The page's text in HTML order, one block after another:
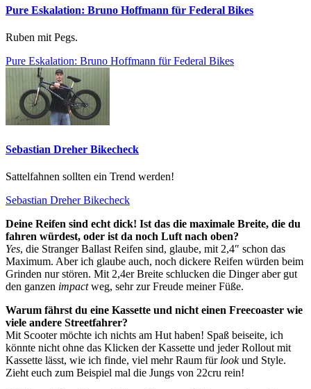
Pure Eskalation: Bruno Hoffmann für Federal Bikes
Ruben mit Pegs.
Pure Eskalation: Bruno Hoffmann für Federal Bikes
Sebastian Dreher Bikecheck
Sattelfahnen sollten ein Trend werden!
Sebastian Dreher Bikecheck
Deine Reifen sind echt dick! Ist das die maximale Breite, die du
fahren würdest, oder ist da noch Luft nach oben?
Yes, die Stranger Ballast Reifen sind, glaube, mit 2,4″ schon das
Maximum. Aber ich glaube auch, noch dickere Reifen würden beim
Grinden nur stören. Mit 2,4er Breite schlucken die Dinger aber gut
den ganzen impactweg, sehr zur Freude meiner Füße.
Warum fährst du eine Kassette und nicht einen Freecoaster wie
viele andere Streetfahrer?
Mit Scooter möchte ich nichts am Hut haben! Spaß beiseite, ich
könnte nicht ohne das Klicken der Kassette und jeder Rollout mit
Kassette lässt, wie ich finde, viel mehr Raum für lookund Style.
Zieht euch zum Beispiel mal die Jungs von 22cru rein!